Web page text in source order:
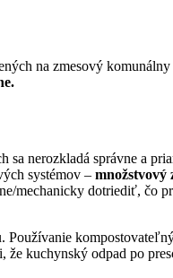
na zmesový
nerozkladá správne a
systémov – množstvový
mechanicky dotriediť, čo
že kuchynský odpad po